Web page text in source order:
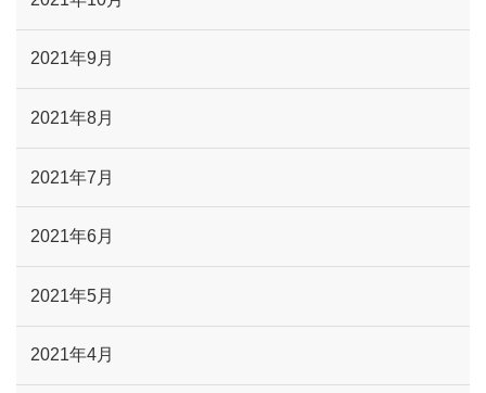
2021年9月
2021年8月
2021年7月
2021年6月
2021年5月
2021年4月